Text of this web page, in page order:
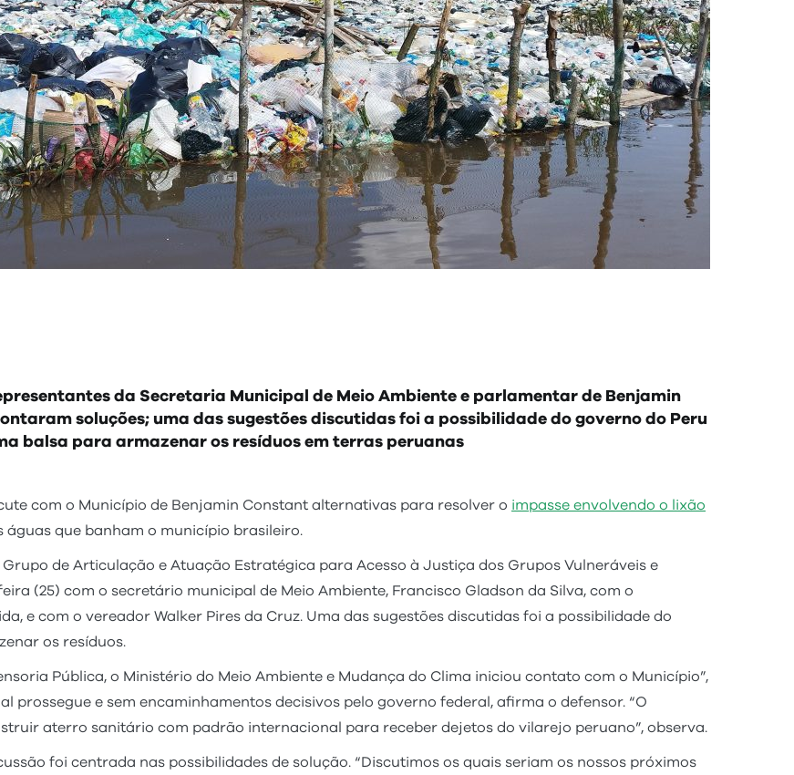
da Secretaria Municipal de Meio Ambiente e parlamentar de Benjamin
soluções; uma das sugestões discutidas foi a possibilidade do governo do Peru
balsa para armazenar os resíduos em terras peruanas
com o Município de Benjamin Constant alternativas para resolver o impasse envolvendo o lixão
águas que banham o município brasileiro.
de Articulação e Atuação Estratégica para Acesso à Justiça dos Grupos Vulneráveis e
(25) com o secretário municipal de Meio Ambiente, Francisco Gladson da Silva, com o
e com o vereador Walker Pires da Cruz. Uma das sugestões discutidas foi a possibilidade do
os resíduos.
Pública, o Ministério do Meio Ambiente e Mudança do Clima iniciou contato com o Município”,
prossegue e sem encaminhamentos decisivos pelo governo federal, afirma o defensor. “O
aterro sanitário com padrão internacional para receber dejetos do vilarejo peruano”, observa.
foi centrada nas possibilidades de solução. “Discutimos os quais seriam os nossos próximos